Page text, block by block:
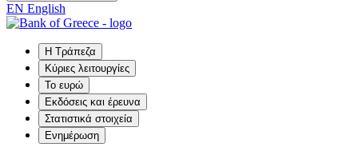
EN English
Η Τράπεζα
Κύριες λειτουργίες
Το ευρώ
Εκδόσεις και έρευνα
Στατιστικά στοιχεία
Ενημέρωση